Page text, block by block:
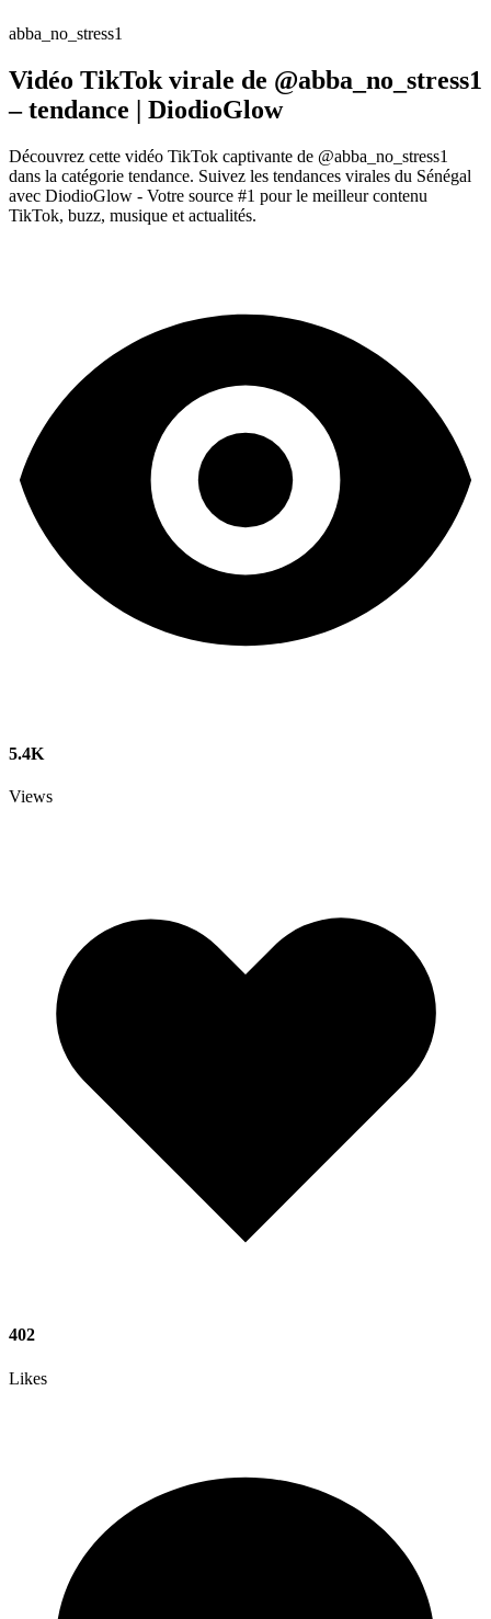
abba_no_stress1
Vidéo TikTok virale de @abba_no_stress1
– tendance | DiodioGlow
Découvrez cette vidéo TikTok captivante de @abba_no_stress1
dans la catégorie tendance. Suivez les tendances virales du Sénégal
avec DiodioGlow - Votre source #1 pour le meilleur contenu
TikTok, buzz, musique et actualités.
5.4K
Views
402
Likes